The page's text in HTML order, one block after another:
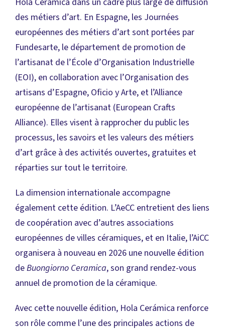
des métiers d’art. En Espagne, les Journées
européennes des métiers d’art sont portées par
Fundesarte, le département de promotion de
l’artisanat de l’École d’Organisation Industrielle
(EOI), en collaboration avec l’Organisation des
artisans d’Espagne, Oficio y Arte, et l’Alliance
européenne de l’artisanat (European Crafts
Alliance). Elles visent à rapprocher du public les
processus, les savoirs et les valeurs des métiers
d’art grâce à des activités ouvertes, gratuites et
réparties sur tout le territoire.
La dimension internationale accompagne
également cette édition. L’AeCC entretient des liens
de coopération avec d’autres associations
européennes de villes céramiques, et en Italie, l’AiCC
organisera à nouveau en 2026 une nouvelle édition
deBuongiorno Ceramica, son grand rendez-vous
annuel de promotion de la céramique.
Avec cette nouvelle édition, Hola Cerámica renforce
son rôle comme l’une des principales actions de